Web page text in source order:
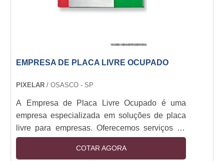
EMPRESA DE PLACA LIVRE OCUPADO
PIXELAR/ OSASCO - SP
A Empresa de Placa Livre Ocupado é uma
empresa especializada em soluções de placa
livre para empresas. Oferecemos serviços de
placa livre para empresas de todos os
tamanhos, desde pequenas empresas até
COTAR AGORA